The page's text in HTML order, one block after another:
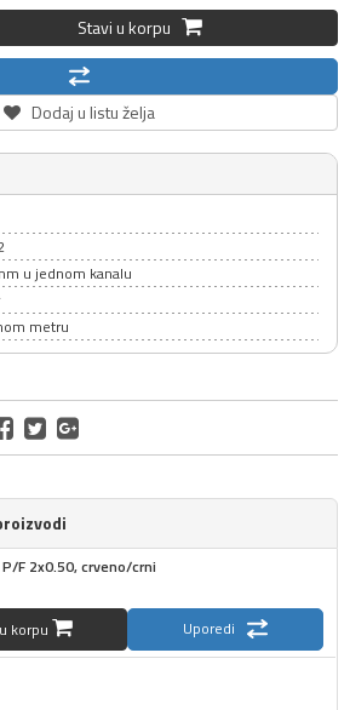
Stavi u korpu
Dodaj u listu želja
u jednom kanalu
metru
F 2x0.50, crveno/crni
korpu Uporedi